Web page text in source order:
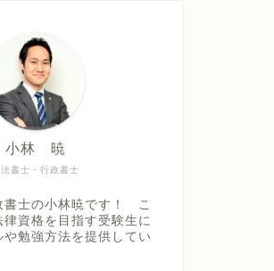
書士・行政書士
小林 暁
書士の小林暁です！ こ
資格を目指す受験生に
や勉強方法を提供してい